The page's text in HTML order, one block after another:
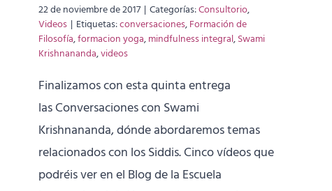
22 de noviembre de 2017 | Categorías:Consultorio,
Videos | Etiquetas:conversaciones,Formación de
Filosofía,formacion yoga,mindfulness integral,Swami
Krishnananda,videos
Finalizamos con esta quinta entrega
las Conversaciones con Swami
Krishnananda, dónde abordaremos temas
relacionados con los Siddis. Cinco vídeos que
podréis ver en el Blog de la Escuela